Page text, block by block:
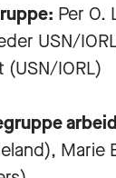
Per O.
USN/
IORL)
Marie